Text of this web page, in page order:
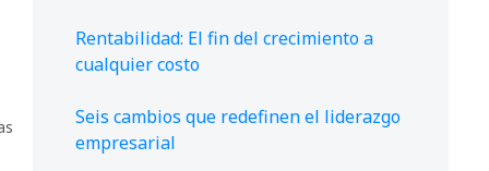
Rentabilidad: El fin del crecimiento a
cualquier costo
Seis cambios que redefinen el liderazgo
empresarial